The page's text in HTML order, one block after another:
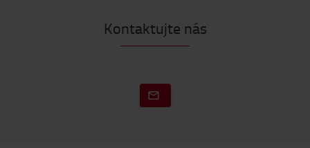
Kontaktujte nás